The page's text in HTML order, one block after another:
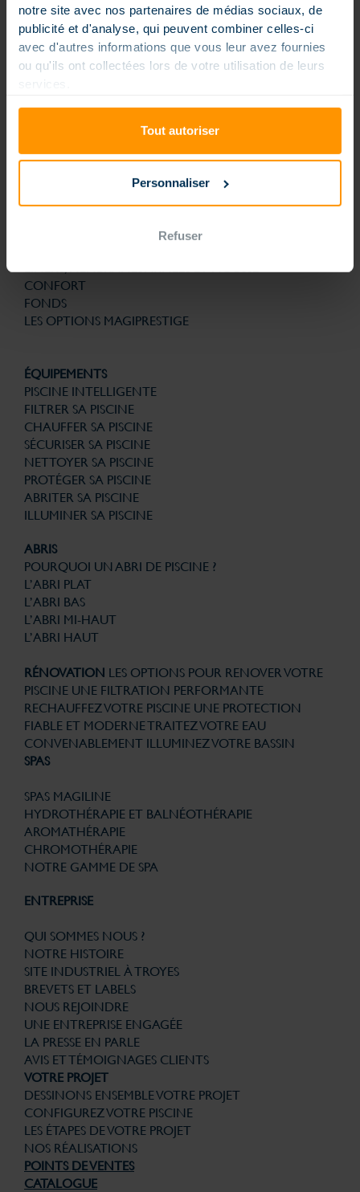
notre site avec nos partenaires de médias sociaux, de
publicité et d'analyse, qui peuvent combiner celles-ci
avec d'autres informations que vous leur avez fournies
ou qu'ils ont collectées lors de votre utilisation de leurs
services.
Tout autoriser
Personnaliser
Refuser
Piscine enterrée extérieure ou intérieure, piscine petite dimension
ou extra large, formes carrés, rectangles ou arrondies, piscine à
débordement, couloir de nage… nos piscines sont conçues sur
mesure pour répondre à vos envies et vos contraintes, elles sont
d’automatisme et de gestion connectée sont la garantie de bénéficier
souci permanent de son utilisation au quotidien plus simple. Finies les
CONFORT
FONDS
LES OPTIONS MAGIPRESTIGE
ÉQUIPEMENTS
PISCINE INTELLIGENTE
FILTRER SA PISCINE
CHAUFFER SA PISCINE
SÉCURISER SA PISCINE
NETTOYER SA PISCINE
PROTÉGER SA PISCINE
ABRITER SA PISCINE
ILLUMINER SA PISCINE
ABRIS
POURQUOI UN ABRI DE PISCINE ?
L’ABRI PLAT
L’ABRI BAS
L’ABRI MI-HAUT
L’ABRI HAUT
RÉNOVATION LES OPTIONS POUR RENOVER VOTRE
PISCINE UNE FILTRATION PERFORMANTE
RECHAUFFEZ VOTRE PISCINE UNE PROTECTION
FIABLE ET MODERNETRAITEZ VOTRE EAU
CONVENABLEMENT ILLUMINEZ VOTRE BASSIN
SPAS
SPAS MAGILINE
HYDROTHÉRAPIE ET BALNÉOTHÉRAPIE
AROMATHÉRAPIE
CHROMOTHÉRAPIE
NOTRE GAMME DE SPA
ENTREPRISE
QUI SOMMES NOUS ?
NOTRE HISTOIRE
SITE INDUSTRIEL À TROYES
BREVETS ET LABELS
NOUS REJOINDRE
UNE ENTREPRISE ENGAGÉE
LA PRESSE EN PARLE
AVIS ET TÉMOIGNAGES CLIENTS
VOTRE PROJET
DESSINONS ENSEMBLE VOTRE PROJET
CONFIGUREZ VOTRE PISCINE
LES ÉTAPES DE VOTRE PROJET
NOS RÉALISATIONS
POINTS DE VENTES
CATALOGUE